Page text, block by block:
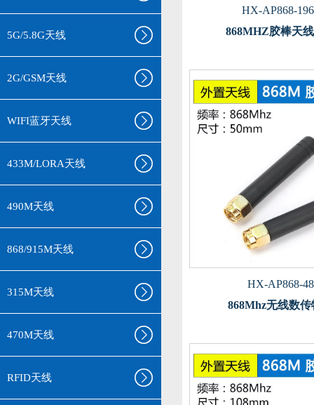
5G/5.8G天线
2G/GSM天线
WIFI蓝牙天线
433M/LORA天线
490M天线
868/915M天线
315M天线
470M天线
RFID天线
HX-AP868-
868MHZ胶棒天
HX-AP868-
868Mhz无线数